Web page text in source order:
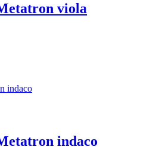
viola
indaco